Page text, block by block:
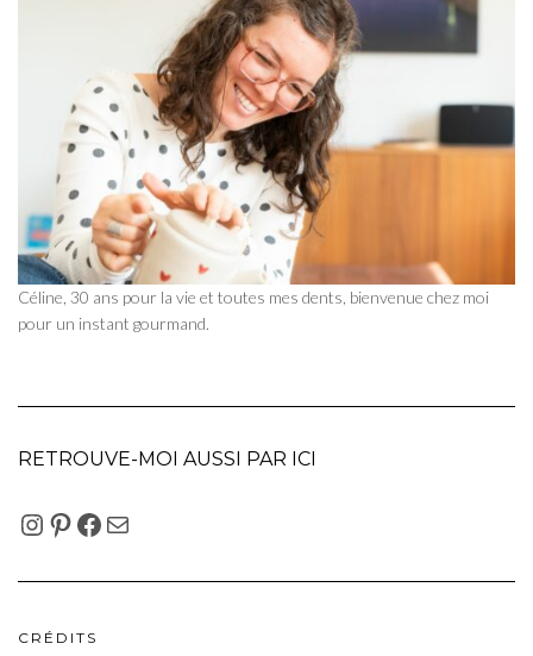
Céline, 30 ans pour la vie et toutes mes dents, bienvenue chez moi
pour un instant gourmand.
RETROUVE-MOI AUSSI PAR ICI
INSTAGRAM
PINTEREST
FACEBOOK
E-MAIL
CRÉDITS